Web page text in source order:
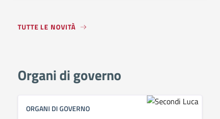
TUTTE LE NOVITÀ
Organi di governo
ORGANI DI GOVERNO